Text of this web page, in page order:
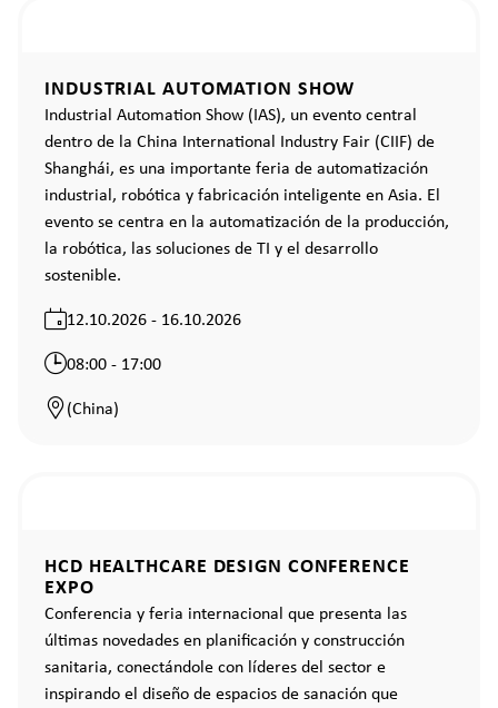
INDUSTRIAL AUTOMATION SHOW
Industrial Automation Show (IAS), un evento central
dentro de la China International Industry Fair (CIIF) de
Shanghái, es una importante feria de automatización
industrial, robótica y fabricación inteligente en Asia. El
evento se centra en la automatización de la producción,
la robótica, las soluciones de TI y el desarrollo
sostenible.
12.10.2026 - 16.10.2026
08:00 - 17:00
(China)
HCD HEALTHCARE DESIGN CONFERENCE
EXPO
Conferencia y feria internacional que presenta las
últimas novedades en planificación y construcción
sanitaria, conectándole con líderes del sector e
inspirando el diseño de espacios de sanación que